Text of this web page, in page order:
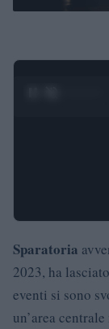
Sparatoria
2023, ha
eventi si sono
un’area